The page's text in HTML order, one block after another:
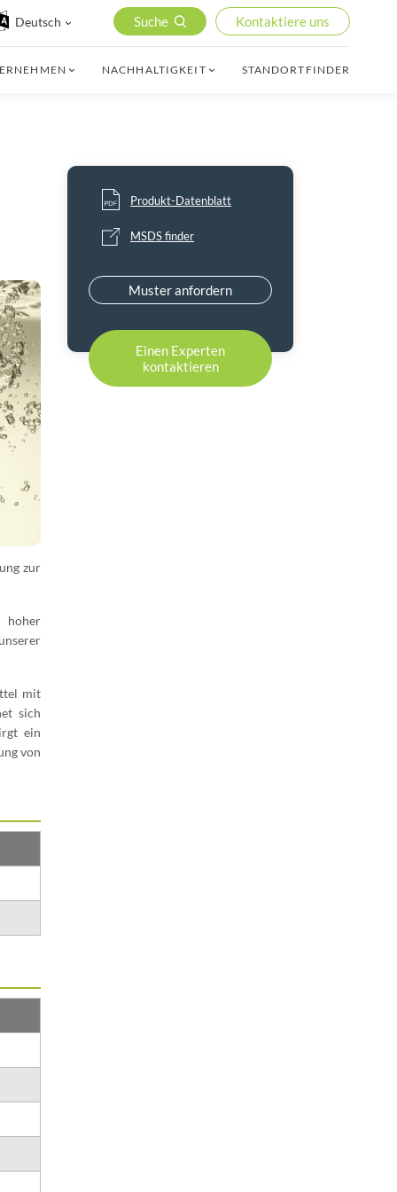
Deutsch Suche Kontaktiere uns
NACHHALTIGKEIT STANDORTFINDER
zur
hoher
mit
sich
ein
von
Produkt-Datenblatt
MSDS finder
Muster anfordern
Einen Experten
kontaktieren